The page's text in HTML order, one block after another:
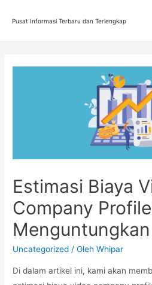
Pusat Informasi Terbaru dan Terlengkap
Estimasi Biaya
Company
Menguntungkan
Uncategorized / OlehWhipar
Di dalam artikel ini, kami akan